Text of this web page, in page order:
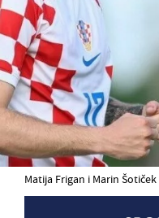
Matija Frigan i Marin Šotiček